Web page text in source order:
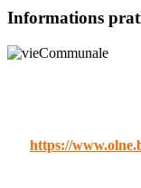
Informations
https://